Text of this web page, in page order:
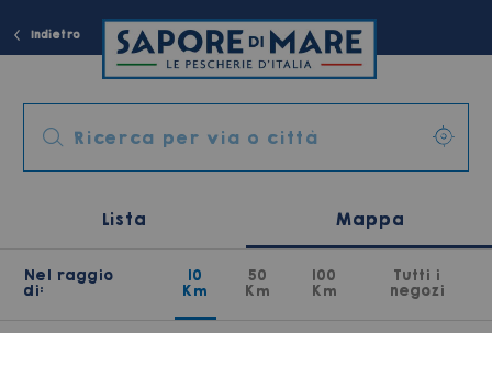
Indietro
Nel raggio
di:
10
Km
50
Km
100
Km
Tutti i
negozi
Lista Mappa